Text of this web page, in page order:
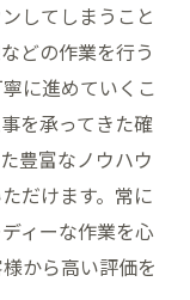
してしまうこと
どの作業を行う
に進めていくこ
を承ってきた確
豊富なノウハウ
だけます。常に
ィーな作業を心
から高い評価を